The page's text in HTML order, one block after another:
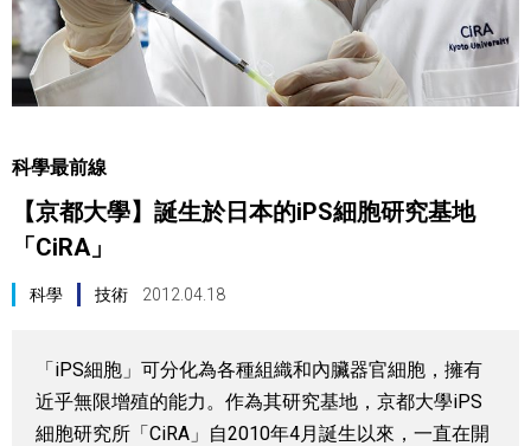
Español
Русский
深度報導
日本指南
臺灣香港
科學最前線
【京都大學】誕生於日本的iPS細胞研究基地
「CiRA」
科學 技術 2012.04.18
「iPS細胞」可分化為各種組織和內臟器官細胞，擁有
近乎無限增殖的能力。作為其研究基地，京都大學iPS
細胞研究所「CiRA」自2010年4月誕生以來，一直在開